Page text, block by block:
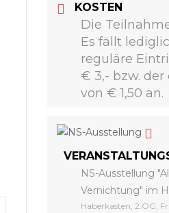
KOSTEN
Die
Es fällt
reguläre
€ 3,- bzw.
von € 1,50 an.
NS-Ausstellung
Vernichtung" im
Haberkasten, 2.OG,